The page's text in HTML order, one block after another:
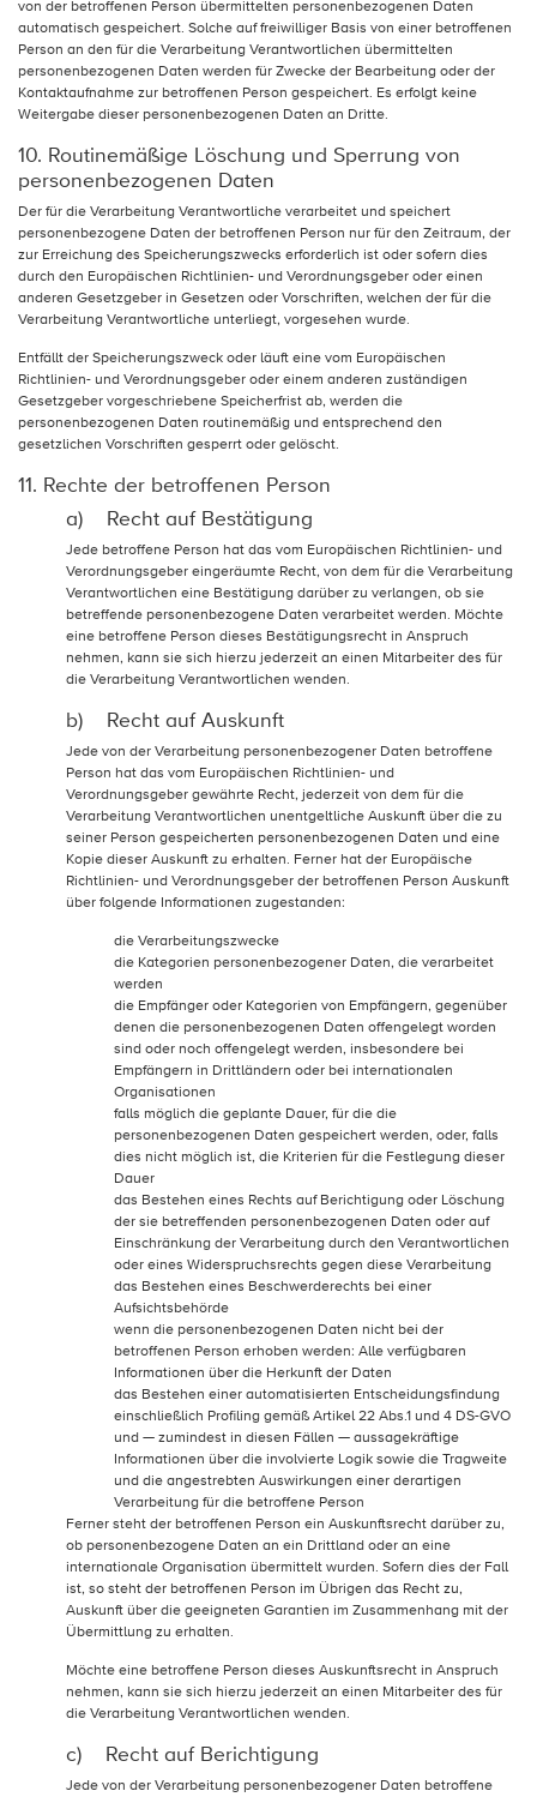
von der betroffenen Person übermittelten personenbezogenen Daten
automatisch gespeichert. Solche auf freiwilliger Basis von einer betroffenen
Person an den für die Verarbeitung Verantwortlichen übermittelten
personenbezogenen Daten werden für Zwecke der Bearbeitung oder der
Kontaktaufnahme zur betroffenen Person gespeichert. Es erfolgt keine
Weitergabe dieser personenbezogenen Daten an Dritte.
10. Routinemäßige Löschung und Sperrung von
personenbezogenen Daten
Der für die Verarbeitung Verantwortliche verarbeitet und speichert
personenbezogene Daten der betroffenen Person nur für den Zeitraum, der
zur Erreichung des Speicherungszwecks erforderlich ist oder sofern dies
durch den Europäischen Richtlinien- und Verordnungsgeber oder einen
anderen Gesetzgeber in Gesetzen oder Vorschriften, welchen der für die
Verarbeitung Verantwortliche unterliegt, vorgesehen wurde.
Entfällt der Speicherungszweck oder läuft eine vom Europäischen
Richtlinien- und Verordnungsgeber oder einem anderen zuständigen
Gesetzgeber vorgeschriebene Speicherfrist ab, werden die
personenbezogenen Daten routinemäßig und entsprechend den
gesetzlichen Vorschriften gesperrt oder gelöscht.
11. Rechte der betroffenen Person
a) Recht auf Bestätigung
Jede betroffene Person hat das vom Europäischen Richtlinien- und
Verordnungsgeber eingeräumte Recht, von dem für die Verarbeitung
Verantwortlichen eine Bestätigung darüber zu verlangen, ob sie
betreffende personenbezogene Daten verarbeitet werden. Möchte
eine betroffene Person dieses Bestätigungsrecht in Anspruch
nehmen, kann sie sich hierzu jederzeit an einen Mitarbeiter des für
die Verarbeitung Verantwortlichen wenden.
b) Recht auf Auskunft
Jede von der Verarbeitung personenbezogener Daten betroffene
Person hat das vom Europäischen Richtlinien- und
Verordnungsgeber gewährte Recht, jederzeit von dem für die
Verarbeitung Verantwortlichen unentgeltliche Auskunft über die zu
seiner Person gespeicherten personenbezogenen Daten und eine
Kopie dieser Auskunft zu erhalten. Ferner hat der Europäische
Richtlinien- und Verordnungsgeber der betroffenen Person Auskunft
über folgende Informationen zugestanden:
die Verarbeitungszwecke
die Kategorien personenbezogener Daten, die verarbeitet
werden
die Empfänger oder Kategorien von Empfängern, gegenüber
denen die personenbezogenen Daten offengelegt worden
sind oder noch offengelegt werden, insbesondere bei
Empfängern in Drittländern oder bei internationalen
Organisationen
falls möglich die geplante Dauer, für die die
personenbezogenen Daten gespeichert werden, oder, falls
dies nicht möglich ist, die Kriterien für die Festlegung dieser
Dauer
das Bestehen eines Rechts auf Berichtigung oder Löschung
der sie betreffenden personenbezogenen Daten oder auf
Einschränkung der Verarbeitung durch den Verantwortlichen
oder eines Widerspruchsrechts gegen diese Verarbeitung
das Bestehen eines Beschwerderechts bei einer
Aufsichtsbehörde
wenn die personenbezogenen Daten nicht bei der
betroffenen Person erhoben werden: Alle verfügbaren
Informationen über die Herkunft der Daten
das Bestehen einer automatisierten Entscheidungsfindung
einschließlich Profiling gemäß Artikel 22 Abs.1 und 4 DS-GVO
und — zumindest in diesen Fällen — aussagekräftige
Informationen über die involvierte Logik sowie die Tragweite
und die angestrebten Auswirkungen einer derartigen
Verarbeitung für die betroffene Person
Ferner steht der betroffenen Person ein Auskunftsrecht darüber zu,
ob personenbezogene Daten an ein Drittland oder an eine
internationale Organisation übermittelt wurden. Sofern dies der Fall
ist, so steht der betroffenen Person im Übrigen das Recht zu,
Auskunft über die geeigneten Garantien im Zusammenhang mit der
Übermittlung zu erhalten.
Möchte eine betroffene Person dieses Auskunftsrecht in Anspruch
nehmen, kann sie sich hierzu jederzeit an einen Mitarbeiter des für
die Verarbeitung Verantwortlichen wenden.
c) Recht auf Berichtigung
Jede von der Verarbeitung personenbezogener Daten betroffene